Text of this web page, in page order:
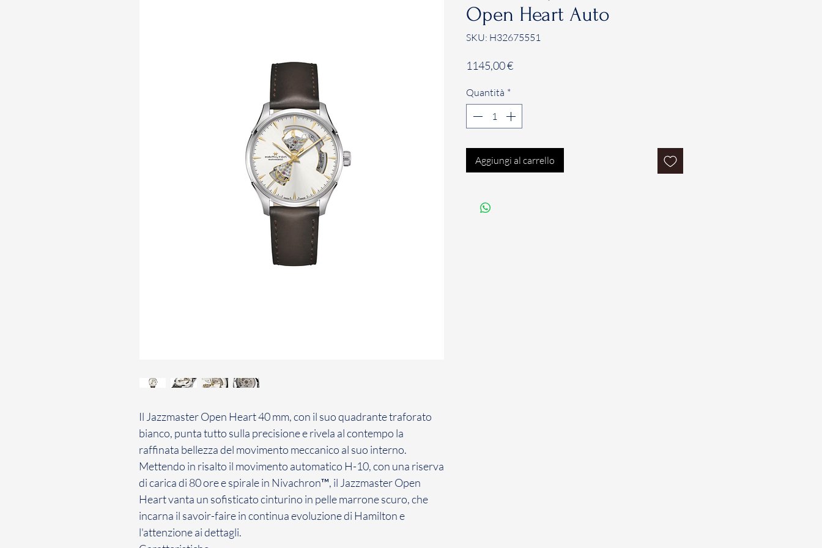
Il Jazzmaster Open Heart 40 mm, con il suo quadrante traforato
bianco, punta tutto sulla precisione e rivela al contempo la
raffinata bellezza del movimento meccanico al suo interno.
Mettendo in risalto il movimento automatico H-10, con una riserva
di carica di 80 ore e spirale in Nivachron™, il Jazzmaster Open
Heart vanta un sofisticato cinturino in pelle marrone scuro, che
incarna il savoir-faire in continua evoluzione di Hamilton e
l'attenzione ai dettagli.
Open Heart Auto
SKU: H32675551
1145,00 €Prezzo
Quantità *
Aggiungi al carrello